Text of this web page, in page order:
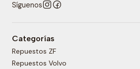
Síguenos
Categorías
Repuestos ZF
Repuestos Volvo